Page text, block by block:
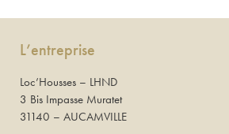
L’entreprise
Loc’Housses – LHND
3 Bis Impasse Muratet
31140 – AUCAMVILLE